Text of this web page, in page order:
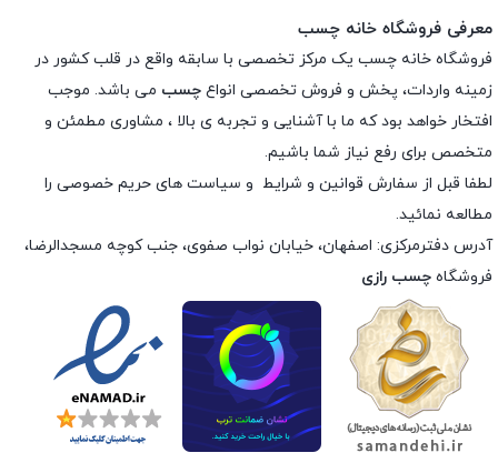
معرفی فروشگاه خانه چسب
فروشگاه خانه چسب یک مرکز تخصصی با سابقه واقع در قلب کشور در
زمینه واردات، پخش و فروش تخصصی انواع چسب می باشد. موجب
افتخار خواهد بود که ما با آشنایی و تجربه ی بالا ، مشاوری مطمئن و
متخصص برای رفع نیاز شما باشیم.
لطفا قبل از سفارش قوانین و شرایط و سیاست های حریم خصوصی را
مطالعه نمائید.
آدرس دفترمرکزی: اصفهان، خیابان نواب صفوی، جنب کوچه مسجدالرضا،
فروشگاه چسب رازی